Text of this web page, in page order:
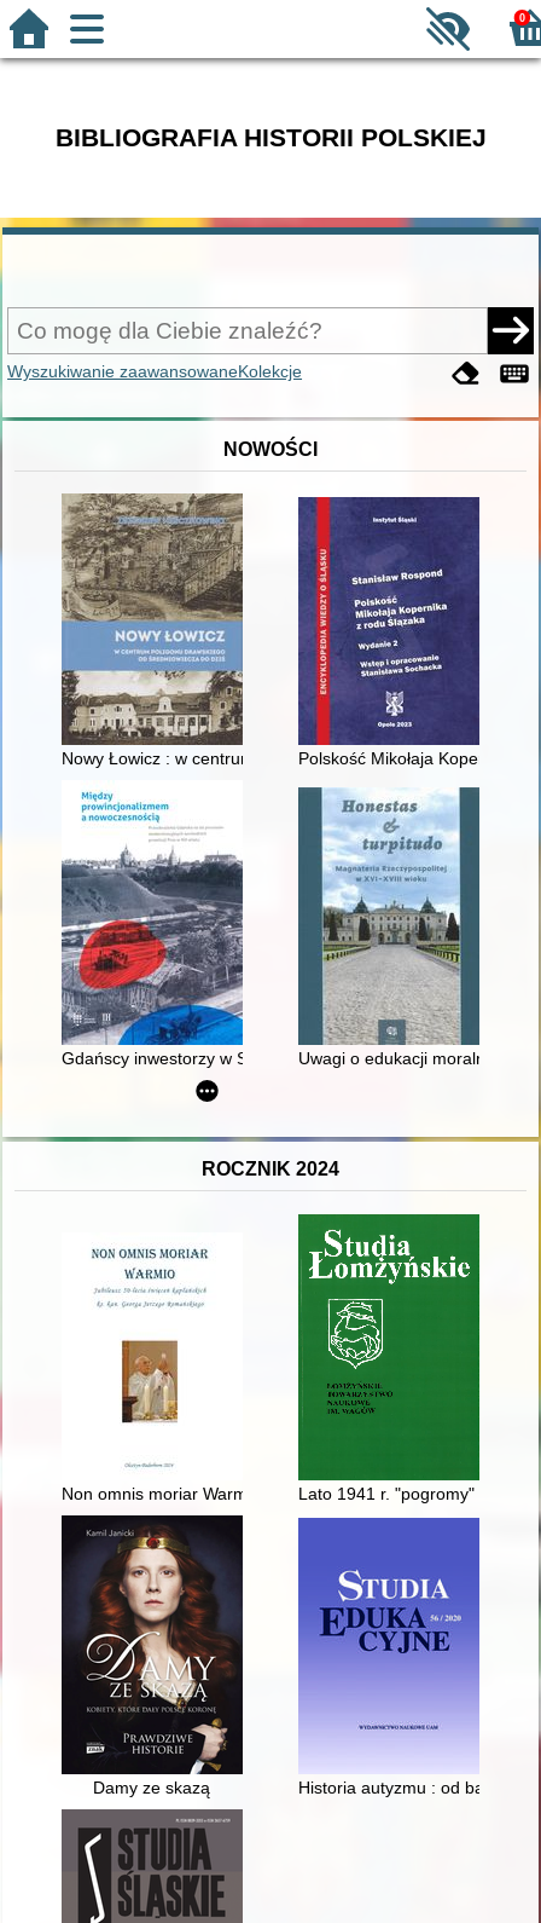
0
BIBLIOGRAFIA HISTORII POLSKIEJ
Wyszukiwanie zaawansowaneKolekcje
NOWOŚCI
Nowy Łowicz : w centrum poligonu drawskiego od
Polskość Mikołaja Kopernika z
Gdańscy inwestorzy w Sopocie : prestiż finansowy i
Uwagi o edukacji moralnej
ROCZNIK 2024
Non omnis moriar Warmio : jubileusz 50-lecia święceń
Lato 1941 r. "pogromy" na
Damy ze skazą Historia autyzmu : od baśni i